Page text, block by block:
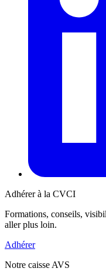
Adhérer à la CVCI
Formations, conseils,
aller plus loin.
Adhérer
Notre caisse AVS